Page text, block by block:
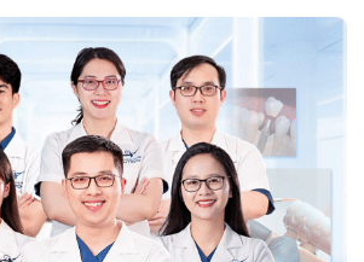
vừa và nhỏ phối hợp với Hiệp hội Doanh
nghiệp vừa và nhỏ quốc tế tổ chức. Sự kiện
này được xuất hiện trong bản tin Thời sự
của Đài Truyền hình Hà Nội .